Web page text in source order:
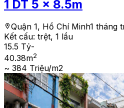
1 DT 5 x 8.5m
Quận 1, Hồ Chí Minh1 tháng
Kết cấu: trệt, 1 lầu
15.5 Tỷ-
40.38m2
~ 384 Triệu/m2